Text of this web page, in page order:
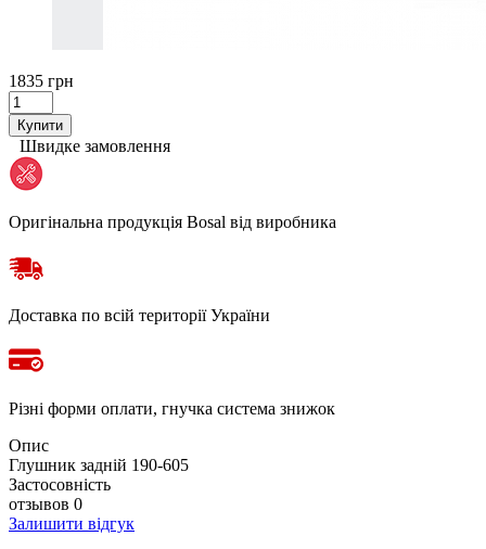
1835 грн
Купити
Швидке замовлення
Оригінальна продукція Bosal від виробника
Доставка по всій території України
Різні форми оплати, гнучка система знижок
Опис
Глушник задній 190-605
Застосовність
отзывов 0
Залишити відгук